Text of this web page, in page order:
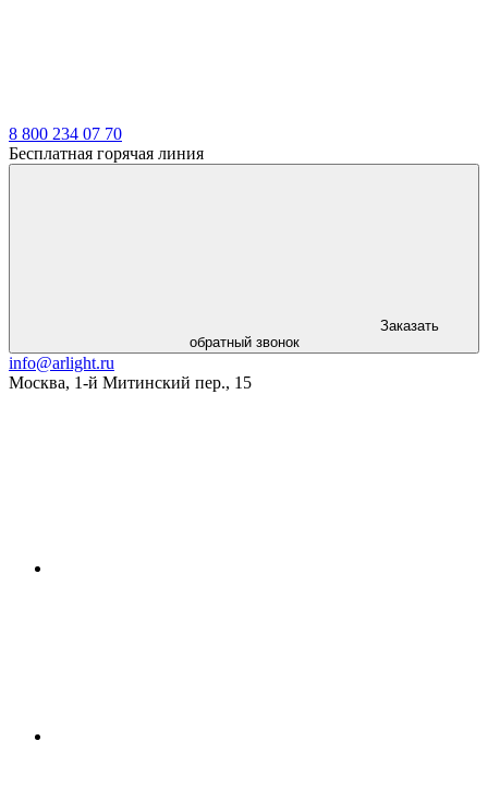
8 800 234 07 70
Бесплатная горячая линия
Заказать
обратный звонок
info@arlight.ru
Москва, 1-й Митинский пер., 15